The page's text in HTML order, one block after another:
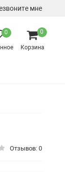
мне
0 0
Корзина
Отзывов: 0